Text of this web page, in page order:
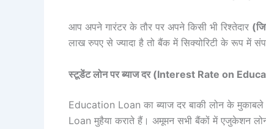
आप अपने गारंटर के तौर पर अपने किसी भी रिश्तेदार
लाख रुपए से ज्यादा है तो बैंक में सिक्योरिटी के रूप में
स्टूडेंट लोन पर ब्याज दर (Interest Rate on
Education Loan का ब्याज दर बाकी लोन के
Loan मुहैया कराते हैं। अमूमन सभी बैंकों में एजुकेशन